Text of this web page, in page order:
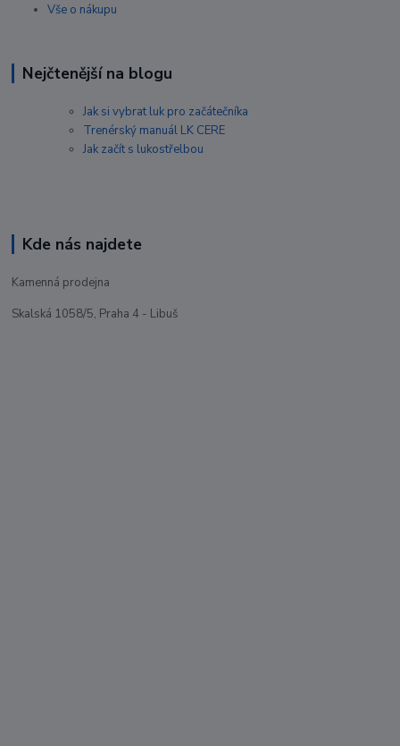
Vše o nákupu
Nejčtenější na blogu
Jak si vybrat luk pro začátečníka
Trenérský manuál LK CERE
Jak začít s lukostřelbou
Kde nás najdete
Kamenná prodejna
Skalská 1058/5, Praha 4 - Libuš